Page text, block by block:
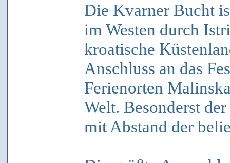
Die Kvarner Bucht
im Westen durch
kroatische
Anschluss an das
Ferienorten
Welt. Besonderst
mit Abstand der